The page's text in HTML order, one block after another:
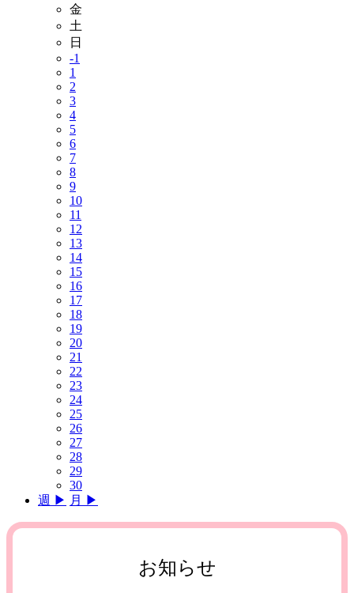
金
土
日
-1
1
2
3
4
5
6
7
8
9
10
11
12
13
14
15
16
17
18
19
20
21
22
23
24
25
26
27
28
29
30
週 ▶︎ 月 ▶︎
お知らせ